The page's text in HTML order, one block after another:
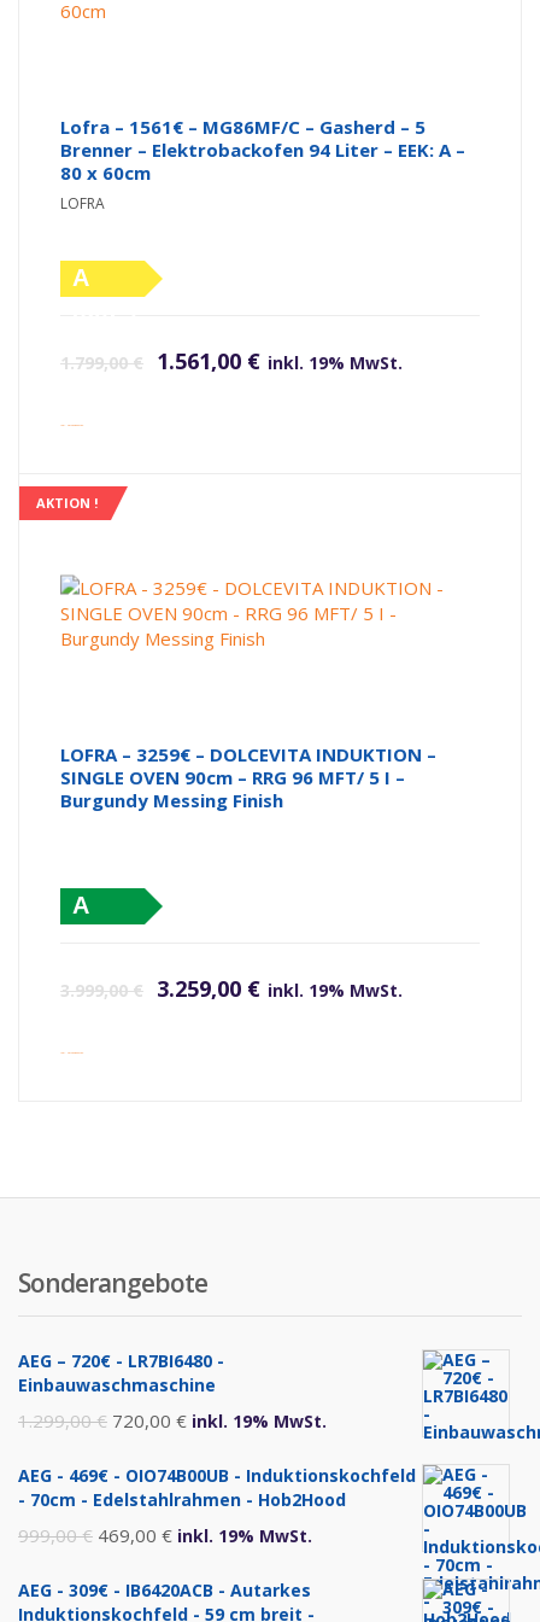
Lofra – 1561€ – MG86MF/C – Gasherd – 5
Brenner – Elektrobackofen 94 Liter – EEK: A –
80 x 60cm
LOFRA
A
1.799,00€ 1.561,00 € inkl. 19% MwSt.
inkl. Versandkosten
AKTION !
LOFRA – 3259€ – DOLCEVITA INDUKTION –
SINGLE OVEN 90cm – RRG 96 MFT/ 5 I –
Burgundy Messing Finish
A
3.999,00€ 3.259,00 € inkl. 19% MwSt.
inkl. Versandkosten
Sonderangebote
AEG – 720€ - LR7BI6480 -
Einbauwaschmaschine
1.299,00€ Ursprünglicher
war:
720,00 €Aktueller
ist:
inkl. 19% MwSt.
AEG - 469€ - OIO74B00UB - Induktionskochfeld
- 70cm - Edelstahlrahmen - Hob2Hood
999,00€ Ursprünglicher
war:
469,00 €Aktueller
ist:
inkl. 19% MwSt.
AEG - 309€ - IB6420ACB - Autarkes
Induktionskochfeld - 59 cm breit -